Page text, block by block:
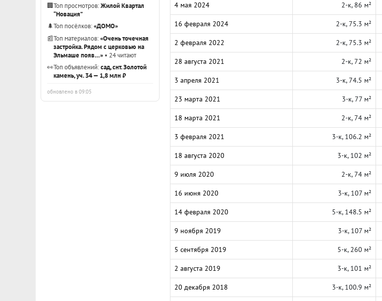
🏢Топ просмотров:Жилой Квартал
“Новация”
🌲Топ посёлков:«ДОМО»
📰Топ материалов:«Очень точечная
застройка. Рядом с церковью на
Эльмаше появ…» • 24 читают
👀Топ объявлений:сад, снт. Золотой
камень, уч. 34 — 1,8 млн ₽
обновлено в 09:05
4 мая 2024 2-к, 86 м²
16 февраля 2024 2-к, 75.3 м²
2 февраля 2022 2-к, 75.3 м²
28 августа 2021 2-к, 72 м²
3 апреля 2021 3-к, 74.5 м²
23 марта 2021 3-к, 77 м²
18 марта 2021 2-к, 74 м²
3 февраля 2021 3-к, 106.2 м²
18 августа 2020 3-к, 102 м²
9 июля 2020 2-к, 74 м²
16 июня 2020 3-к, 107 м²
14 февраля 2020 5-к, 148.5 м²
9 ноября 2019 3-к, 107 м²
5 сентября 2019 5-к, 260 м²
2 августа 2019 3-к, 101 м²
20 декабря 2018 3-к, 100.9 м²